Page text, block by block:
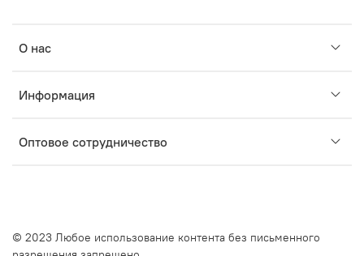
О нас
Информация
Оптовое сотрудничество
© 2023 Любое использование контента без письменного